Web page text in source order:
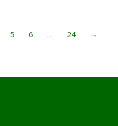
5 6 … 24 →